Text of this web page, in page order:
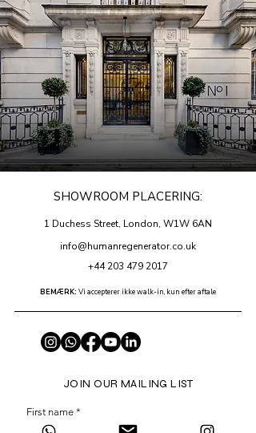
SHOWROOM PLACERING:
1 Duchess Street, London, W1W 6AN
info@humanregenerator.co.uk
+44 203 479 2017
BEMÆRK: Vi accepterer ikke walk-in, kun efter aftale
JOIN OUR MAILING LIST
First name